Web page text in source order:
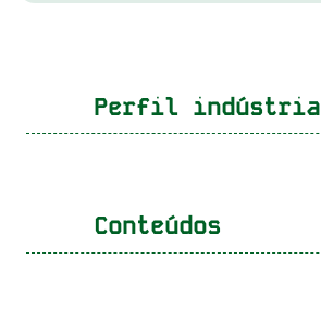
Perfil indústria
Conteúdos